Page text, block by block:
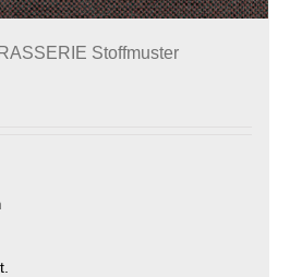
Stoffmuster